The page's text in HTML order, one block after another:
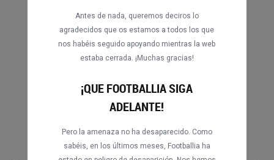
Antes de nada, queremos deciros lo
agradecidos que os estamos a todos los que
nos habéis seguido apoyando mientras la web
estaba cerrada. ¡Muchas gracias!
¡QUE FOOTBALLIA SIGA
ADELANTE!
Pero la amenaza no ha desaparecido. Como
sabéis, en los últimos meses, Footballia ha